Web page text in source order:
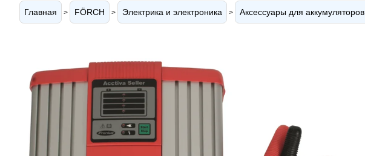
Главная > FÖRCH > Электрика и электроника > Аксессуары для аккумуляторов